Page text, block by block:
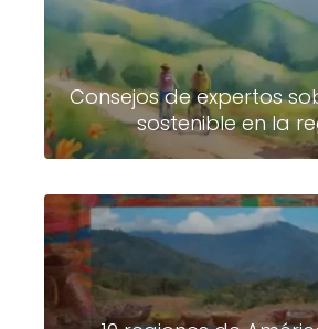
Consejos de expertos
sostenible en la